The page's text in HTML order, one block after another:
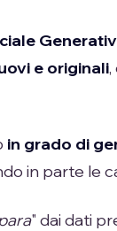
e originali,
in grado di
in parte le
" dai dati